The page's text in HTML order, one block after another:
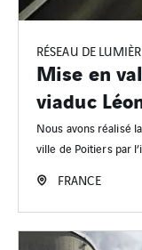
RÉSEAU DE
Mise en
viaduc
Nous avons réalisé
ville de Poitiers par
FRANCE